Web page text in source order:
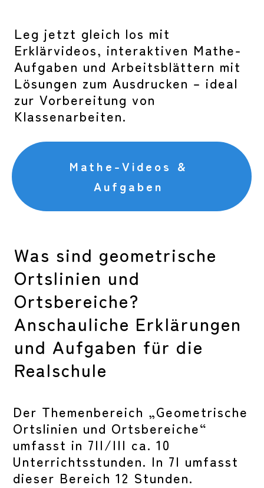
Leg jetzt gleich los mit
Erklärvideos, interaktiven Mathe-
Aufgaben und Arbeitsblättern mit
Lösungen zum Ausdrucken – ideal
zur Vorbereitung von
Klassenarbeiten.
Mathe-Videos &
Aufgaben
Was sind geometrische
Ortslinien und
Ortsbereiche?
Anschauliche Erklärungen
und Aufgaben für die
Realschule
Der Themenbereich „Geometrische
Ortslinien und Ortsbereiche“
umfasst in 7II/III ca. 10
Unterrichtsstunden. In 7I umfasst
dieser Bereich 12 Stunden.